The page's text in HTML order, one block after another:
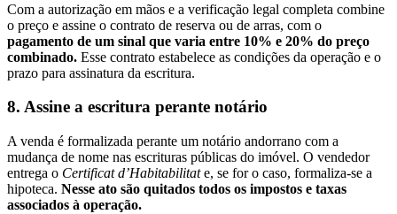
Com a autorização em mãos e a verificação legal completa combine
o preço e assine o contrato de reserva ou de arras, com o
pagamento de um sinal que varia entre 10% e 20% do preço
combinado. Esse contrato estabelece as condições da operação e o
prazo para assinatura da escritura.
8. Assine a escritura perante notário
A venda é formalizada perante um notário andorrano com a
mudança de nome nas escrituras públicas do imóvel. O vendedor
entrega o Certificat d’Habitabilitate, se for o caso, formaliza-se a
hipoteca. Nesse ato são quitados todos os impostos e taxas
associados à operação.